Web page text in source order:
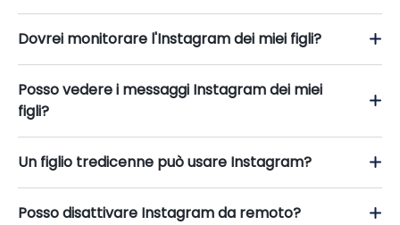
Dovrei monitorare l'Instagram dei miei figli?
Posso vedere i messaggi Instagram dei miei
figli?
Un figlio tredicenne può usare Instagram?
Posso disattivare Instagram da remoto?